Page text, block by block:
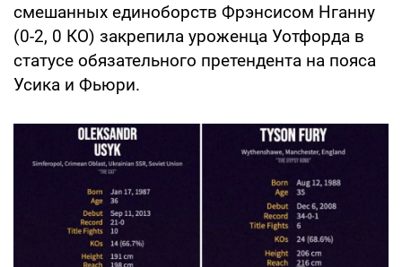
смешанных единоборств Фрэнсисом Нганну
(0-2, 0 КО) закрепила уроженца Уотфорда в
статусе обязательного претендента на пояса
Усика и Фьюри.